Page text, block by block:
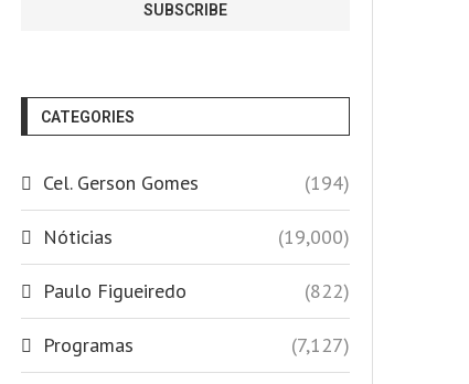
CATEGORIES
Cel. Gerson Gomes (194)
Nóticias (19,000)
Paulo Figueiredo (822)
Programas (7,127)